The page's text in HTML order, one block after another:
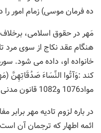
ده فرمان موسی) زمام امور
مَهر در حقوق اسلامی،
هنگام عقد نکاج از سوی
کند :وَآتُوا النِّسَاءَ صَدُقَاتِهِنَّ
مواد1076 و1082 قانون مدنی هم بیانگر همین معناست.
در باره لزوم تادیه مهر برابر
ائمه اطهار که ترجمان آن